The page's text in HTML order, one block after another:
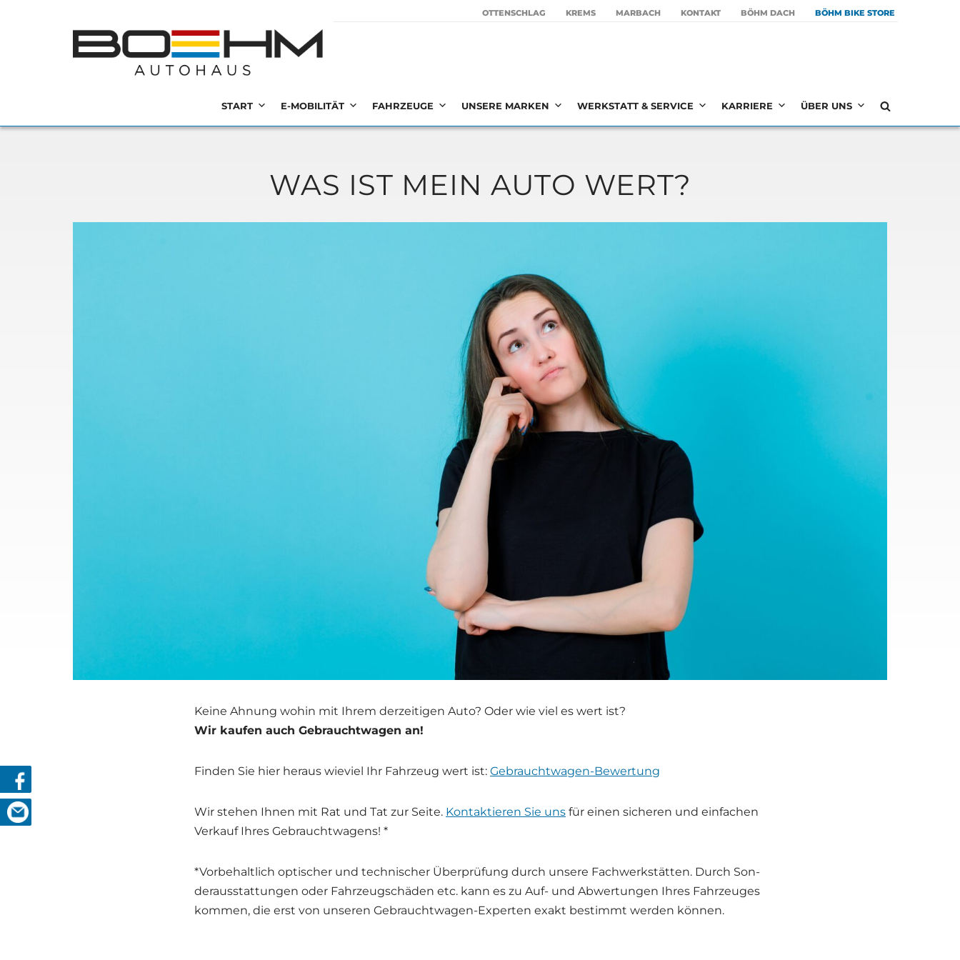
OTTEN­SCHLAG KREMS MAR­BACH KON­TAKT BÖHM DACH BÖHM BIKE STORE
START E-MOBILITÄT FAHRZEUGE UNSERE MARKEN WERKSTATT & SERVICE KARRIERE ÜBER UNS
WAS IST MEIN AUTO WERT?
Kei­ne Ahnung wohin mit Ihrem der­zei­ti­gen Auto? Oder wie viel es wert ist?
Wir kau­fen auch Gebraucht­wa­gen an!
Fin­den Sie hier her­aus wie­viel Ihr Fahr­zeug wert ist: Gebraucht­wa­gen-Bewer­tung
Wir ste­hen Ihnen mit Rat und Tat zur Sei­te. Kon­tak­tie­ren Sie uns für einen siche­ren und ein­fa­chen
Ver­kauf Ihres Gebraucht­wa­gens! *
*Vor­be­halt­lich opti­scher und tech­ni­scher Über­prü­fung durch unse­re Fach­werk­stät­ten. Durch Son­
der­aus­stat­tun­gen oder Fahr­zeug­schä­den etc. kann es zu Auf- und Abwer­tun­gen Ihres Fahr­zeu­ges
kom­men, die erst von unse­ren Gebraucht­wa­gen-Exper­ten exakt bestimmt wer­den kön­nen.